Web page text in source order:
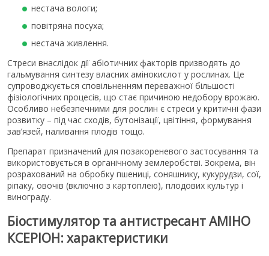
нестача вологи;
повітряна посуха;
нестача живлення.
Стреси внаслідок дії абіотичних факторів призводять до
гальмування синтезу власних амінокислот у рослинах. Це
супроводжується сповільненням переважної більшості
фізіологічних процесів, що стає причиною недобору врожаю.
Особливо небезпечними для рослин є стреси у критичні фази
розвитку – під час сходів, бутонізації, цвітіння, формування
зав’язей, наливання плодів тощо.
Препарат призначений для позакореневого застосування та
використовується в органічному землеробстві. Зокрема, він
розрахований на обробку пшениці, соняшнику, кукурудзи, сої,
ріпаку, овочів (включно з картоплею), плодових культур і
винограду.
Біостимулятор та антистресант АМІНО
КСЕРІОН: характеристики